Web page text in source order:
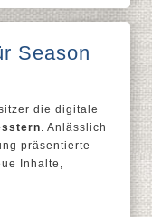
Season
die digitale
. Anlässlich
präsentierte
Inhalte,